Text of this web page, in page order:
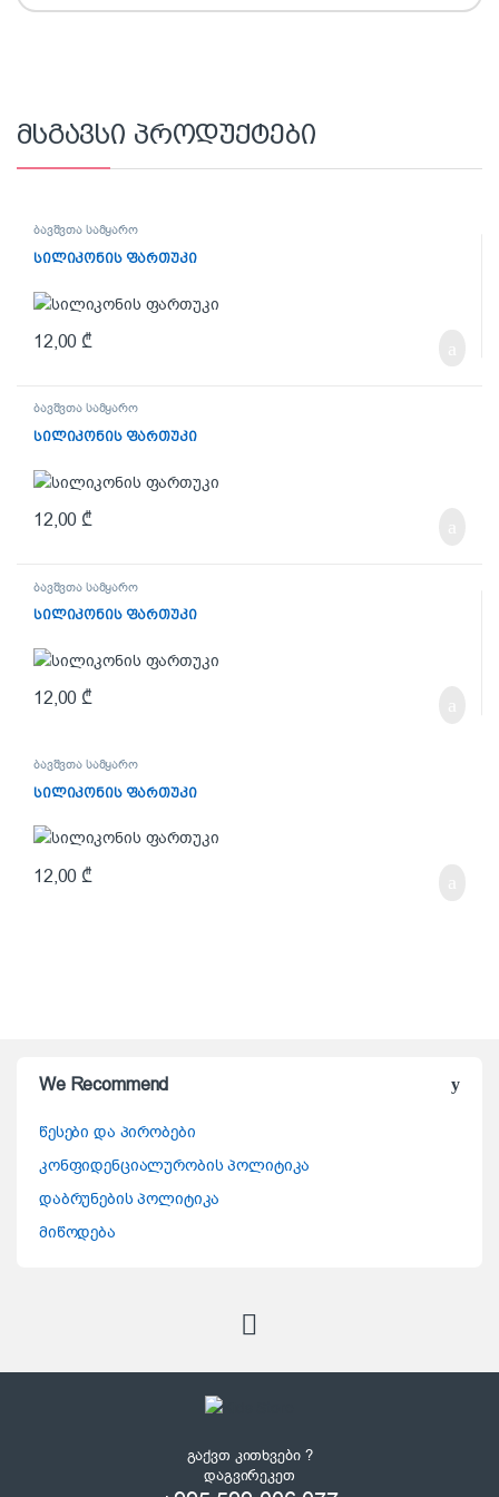
მსგავსი პროდუქტები
ბავშვთა სამყარო
სილიკონის ფართუკი
12,00₾
ბავშვთა სამყარო
სილიკონის ფართუკი
12,00₾
ბავშვთა სამყარო
სილიკონის ფართუკი
12,00₾
ბავშვთა სამყარო
სილიკონის ფართუკი
12,00₾
We Recommend
წესები და პირობები
კონფიდენციალურობის პოლიტიკა
დაბრუნების პოლიტიკა
მიწოდება
გაქვთ კითხვები ?
დაგვირეკეთ